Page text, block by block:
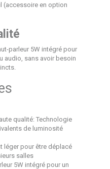
(accessoire en option
parleur 5W intégré pour
audio, sans avoir besoin
qualité: Technologie
de luminosité
léger pour être déplacé
salles
5W intégré pour un